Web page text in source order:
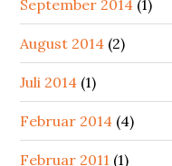
September 2014 (1)
August 2014 (2)
Juli 2014 (1)
Februar 2014 (4)
Februar 2011 (1)